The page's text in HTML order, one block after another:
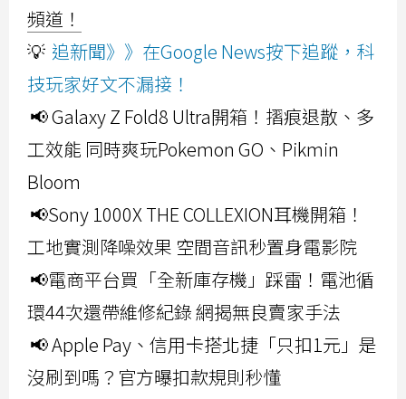
頻道！
💡 追新聞》》在Google News按下追蹤，科
技玩家好文不漏接！
📢 Galaxy Z Fold8 Ultra開箱！摺痕退散、多
工效能 同時爽玩Pokemon GO、Pikmin
Bloom
📢Sony 1000X THE COLLEXION耳機開箱！
工地實測降噪效果 空間音訊秒置身電影院
📢電商平台買「全新庫存機」踩雷！電池循
環44次還帶維修紀錄 網揭無良賣家手法
📢 Apple Pay、信用卡搭北捷「只扣1元」是
沒刷到嗎？官方曝扣款規則秒懂